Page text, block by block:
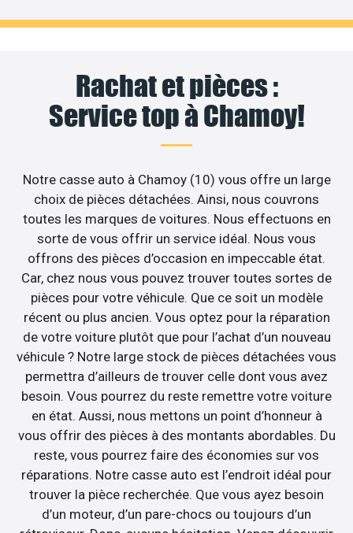
Rachat et pièces :
Service top à Chamoy!
Notre casse auto à Chamoy (10) vous offre un large
choix de pièces détachées. Ainsi, nous couvrons
toutes les marques de voitures. Nous effectuons en
sorte de vous offrir un service idéal. Nous vous
offrons des pièces d’occasion en impeccable état.
Car, chez nous vous pouvez trouver toutes sortes de
pièces pour votre véhicule. Que ce soit un modèle
récent ou plus ancien. Vous optez pour la réparation
de votre voiture plutôt que pour l’achat d’un nouveau
véhicule ? Notre large stock de pièces détachées vous
permettra d’ailleurs de trouver celle dont vous avez
besoin. Vous pourrez du reste remettre votre voiture
en état. Aussi, nous mettons un point d’honneur à
vous offrir des pièces à des montants abordables. Du
reste, vous pourrez faire des économies sur vos
réparations. Notre casse auto est l’endroit idéal pour
trouver la pièce recherchée. Que vous ayez besoin
d’un moteur, d’un pare-chocs ou toujours d’un